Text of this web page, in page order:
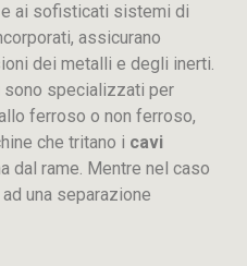
ai sofisticati sistemi di
assicurano
dei metalli e degli inerti.
sono specializzati per
ferroso o non ferroso,
che tritano i cavi
dal rame. Mentre nel caso
una separazione